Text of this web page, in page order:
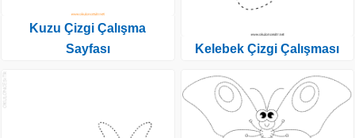
Kuzu Çizgi Çalışma
Sayfası
Kelebek Çizgi Çalışması